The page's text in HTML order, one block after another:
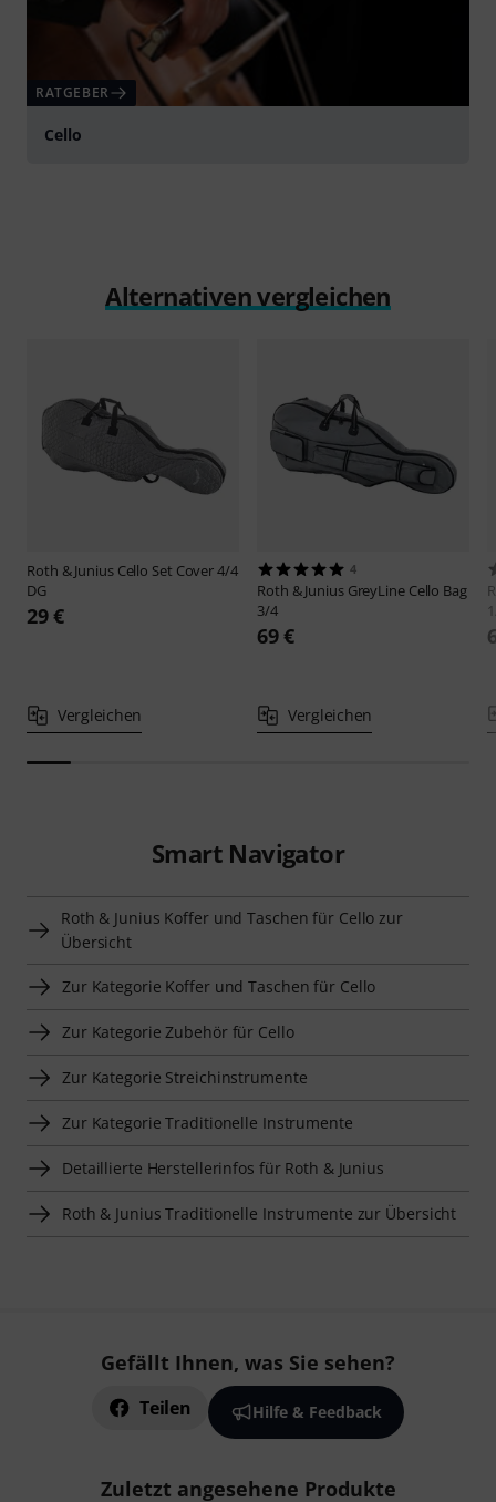
RATGEBER
Cello
Alternativen vergleichen
Roth & Junius Cello Set Cover 4/4
DG
29 €
Vergleichen
4
Roth & Junius GreyLine Cello Bag
3/4
69 €
Vergleichen
Smart Navigator
Roth & Junius Koffer und Taschen für Cello zur
Übersicht
Zur Kategorie Koffer und Taschen für Cello
Zur Kategorie Zubehör für Cello
Zur Kategorie Streichinstrumente
Zur Kategorie Traditionelle Instrumente
Detaillierte Herstellerinfos für Roth & Junius
Roth & Junius Traditionelle Instrumente zur Übersicht
Gefällt Ihnen, was Sie sehen?
Teilen Hilfe & Feedback
Zuletzt angesehene Produkte